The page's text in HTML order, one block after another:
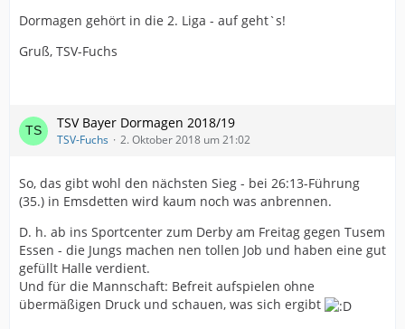
Dormagen gehört in die 2. Liga - auf geht`s!
Gruß, TSV-Fuchs
TSV Bayer Dormagen 2018/19
TSV-Fuchs 2. Oktober 2018 um 21:02
So, das gibt wohl den nächsten Sieg - bei 26:13-Führung
(35.) in Emsdetten wird kaum noch was anbrennen.
D. h. ab ins Sportcenter zum Derby am Freitag gegen Tusem
Essen - die Jungs machen nen tollen Job und haben eine gut
gefüllt Halle verdient.
Und für die Mannschaft: Befreit aufspielen ohne
übermäßigen Druck und schauen, was sich ergibt